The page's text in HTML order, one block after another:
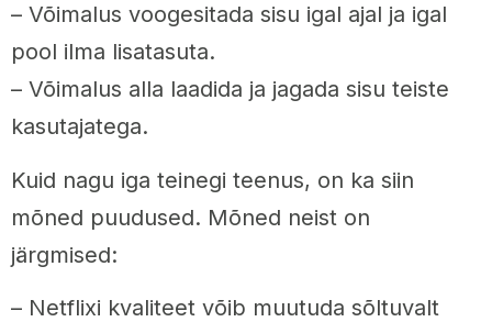
– Võimalus voogesitada sisu igal ajal ja igal
pool ilma lisatasuta.
– Võimalus alla laadida ja jagada sisu teiste
kasutajatega.
Kuid nagu iga teinegi teenus, on ka siin
mõned puudused. Mõned neist on
järgmised:
– Netflixi kvaliteet võib muutuda sõltuvalt